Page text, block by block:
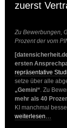
zuerst
Zu Bewerbungen,
Prozent der vom
ersten
repräsentative
setze über alle
„Gemini“. Zu
mehr als 40
KI manchmal
weiterlesen…